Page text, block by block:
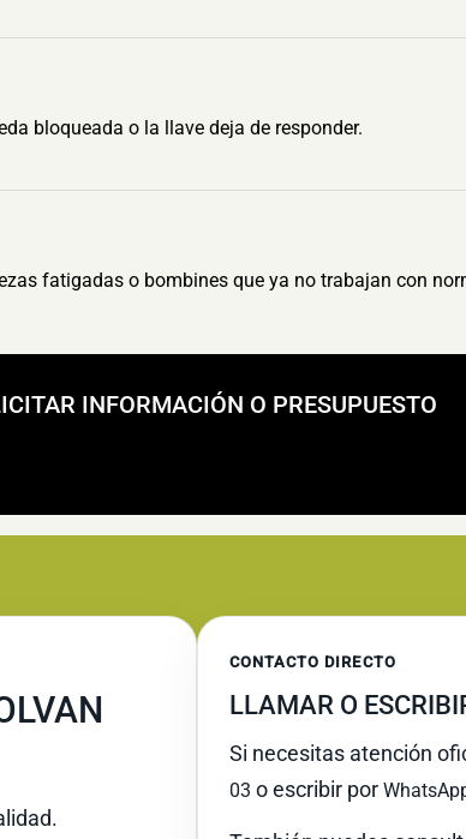
bloqueada o la llave deja de responder.
fatigadas o bombines que ya no trabajan con
INFORMACIÓN O PRESUPUESTO
CONTACTO DIRECTO
LLAMAR O
Si necesitas atención
03 o escribir por